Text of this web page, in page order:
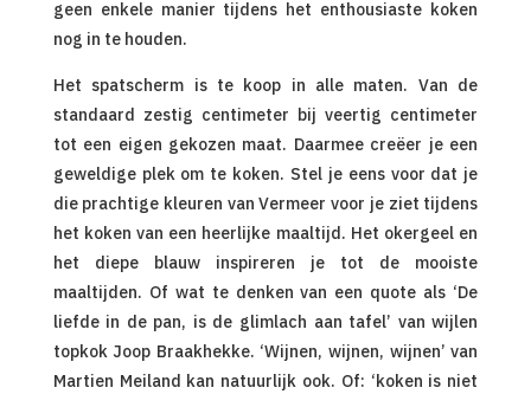
geen enkele manier tijdens het enthousiaste koken
nog in te houden.
Het spatscherm is te koop in alle maten. Van de
standaard zestig centimeter bij veertig centimeter
tot een eigen gekozen maat. Daarmee creëer je een
geweldige plek om te koken. Stel je eens voor dat je
die prachtige kleuren van Vermeer voor je ziet tijdens
het koken van een heerlijke maaltijd. Het okergeel en
het diepe blauw inspireren je tot de mooiste
maaltijden. Of wat te denken van een quote als ‘De
liefde in de pan, is de glimlach aan tafel’ van wijlen
topkok Joop Braakhekke. ‘Wijnen, wijnen, wijnen’ van
Martien Meiland kan natuurlijk ook. Of: ‘koken is niet